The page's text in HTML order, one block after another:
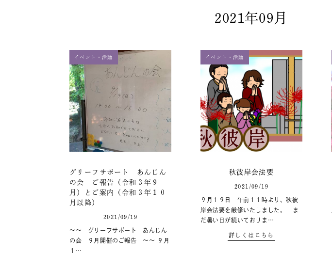
2021年09月
イベント・活動
グリーフサポート あんじん
の会 ご報告（令和３年９
月）とご案内（令和３年１０
月以降）
2021/09/19
～～ グリーフサポート あんじん
の会 ９月開催のご報告 ～～ ９月
１…
イベント・活動
秋彼岸会法要
2021/09/19
９月１９日 午前１１時より、秋彼
岸会法要を厳修いたしました。 ま
だ暑い日が続いておりま…
詳しくはこちら